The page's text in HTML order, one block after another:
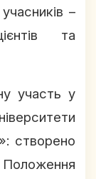
–
та
участь у
створено